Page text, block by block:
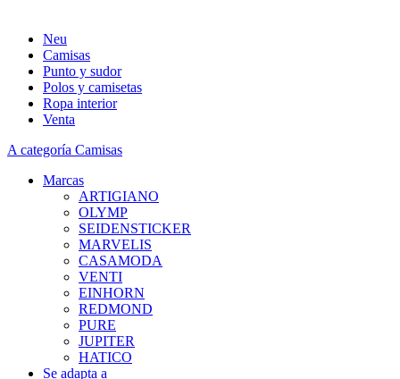
Neu
Camisas
Punto y sudor
Polos y camisetas
Ropa interior
Venta
A categoría Camisas
Marcas
ARTIGIANO
OLYMP
SEIDENSTICKER
MARVELIS
CASAMODA
VENTI
EINHORN
REDMOND
PURE
JUPITER
HATICO
Se adapta a